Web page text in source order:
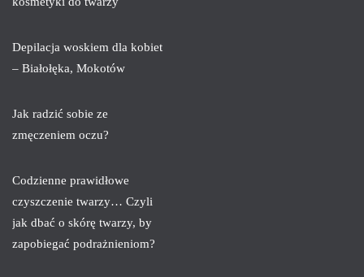
Depilacja woskiem dla kobiet
– Białołęka, Mokotów
Jak radzić sobie ze
zmęczeniem oczu?
Codzienne prawidłowe
czyszczenie twarzy… Czyli
jak dbać o skórę twarzy, by
zapobiegać podrażnieniom?